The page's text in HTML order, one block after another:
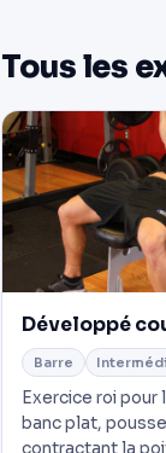
Tous les
Développé
Barre
Exercice roi pour
banc plat,
contractant la